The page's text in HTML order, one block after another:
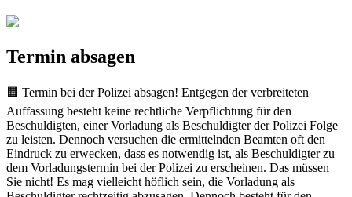
Termin absagen
🟧 Termin bei der Polizei absagen! Entgegen der verbreiteten
Auffassung besteht keine rechtliche Verpflichtung für den
Beschuldigten, einer Vorladung als Beschuldigter der Polizei Folge
zu leisten. Dennoch versuchen die ermittelnden Beamten oft den
Eindruck zu erwecken, dass es notwendig ist, als Beschuldigter zu
dem Vorladungstermin bei der Polizei zu erscheinen. Das müssen
Sie nicht! Es mag vielleicht höflich sein, die Vorladung als